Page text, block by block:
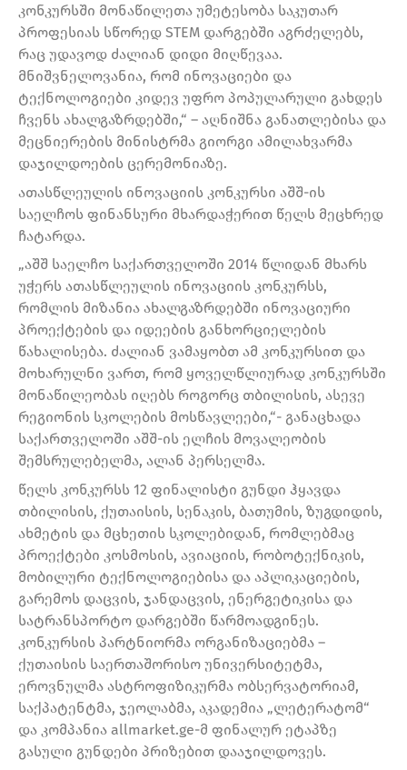
კონკურსში მონაწილეთა უმეტესობა საკუთარ
პროფესიას სწორედ STEM დარგებში აგრძელებს,
რაც უდავოდ ძალიან დიდი მიღწევაა.
მნიშვნელოვანია, რომ ინოვაციები და
ტექნოლოგიები კიდევ უფრო პოპულარული გახდეს
ჩვენს ახალგაზრდებში,“ – აღნიშნა განათლებისა და
მეცნიერების მინისტრმა გიორგი ამილახვარმა
დაჯილდოების ცერემონიაზე.
ათასწლეულის ინოვაციის კონკურსი აშშ-ის
საელჩოს ფინანსური მხარდაჭერით წელს მეცხრედ
ჩატარდა.
„აშშ საელჩო საქართველოში 2014 წლიდან მხარს
უჭერს ათასწლეულის ინოვაციის კონკურსს,
რომლის მიზანია ახალგაზრდებში ინოვაციური
პროექტების და იდეების განხორციელების
წახალისება. ძალიან ვამაყობთ ამ კონკურსით და
მოხარულნი ვართ, რომ ყოველწლიურად კონკურსში
მონაწილეობას იღებს როგორც თბილისის, ასევე
რეგიონის სკოლების მოსწავლეები,“- განაცხადა
საქართველოში აშშ-ის ელჩის მოვალეობის
შემსრულებელმა, ალან პერსელმა.
წელს კონკურსს 12 ფინალისტი გუნდი ჰყავდა
თბილისის, ქუთაისის, სენაკის, ბათუმის, ზუგდიდის,
ახმეტის და მცხეთის სკოლებიდან, რომლებმაც
პროექტები კოსმოსის, ავიაციის, რობოტექნიკის,
მობილური ტექნოლოგიებისა და აპლიკაციების,
გარემოს დაცვის, ჯანდაცვის, ენერგეტიკისა და
სატრანსპორტო დარგებში წარმოადგინეს.
კონკურსის პარტნიორმა ორგანიზაციებმა –
ქუთაისის საერთაშორისო უნივერსიტეტმა,
ეროვნულმა ასტროფიზიკურმა ობსერვატორიამ,
საქპატენტმა, ჯეოლაბმა, აკადემია „ლეტერატომ“
და კომპანია allmarket.ge-მ ფინალურ ეტაპზე
გასული გუნდები პრიზებით დააჯილდოვეს.